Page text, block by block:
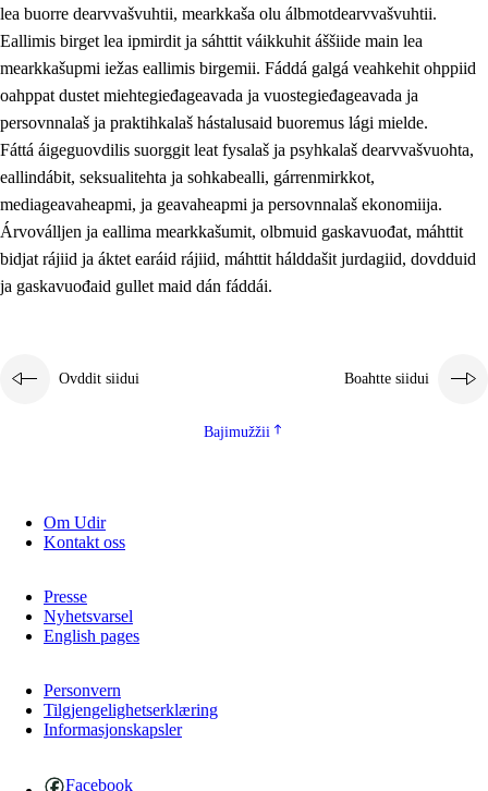
2. Oahppama prinsihpat, ovdáneapmi ja oahppahábmen
2.1 Sosiála oahppan ja ovdáneapmi
2.2 Gealbu fágain
2.3 Vuođđogálggat
2.4 Oahppat oahppat
Fágaidrasttideaddji fáttát
2.5 Fágaidrasttideaddji fáttát
lea buorre dearvvašvuhtii, mearkkaša olu álbmotdearvvašvuhtii.
Eallimis birget lea ipmirdit ja sáhttit váikkuhit áššiide main lea
mearkkašupmi iežas eallimis birgemii. Fáddá galgá veahkehit ohppiid
oahppat dustet miehtegieđageavada ja vuostegieđageavada ja
persovnnalaš ja praktihkalaš hástalusaid buoremus lági mielde.
Fáttá áigeguovdilis suorggit leat fysalaš ja psyhkalaš dearvvašvuohta,
eallindábit, seksualitehta ja sohkabealli, gárrenmirkkot,
mediageavaheapmi, ja geavaheapmi ja persovnnalaš ekonomiija.
Árvoválljen ja eallima mearkkašumit, olbmuid gaskavuođat, máhttit
bidjat rájiid ja áktet earáid rájiid, máhttit hálddašit jurdagiid, dovdduid
ja gaskavuođaid gullet maid dán fáddái.
Ovddit siidui Boahtte siidui
Bajimužžii
Om Udir
Kontakt oss
Presse
Nyhetsvarsel
English pages
Personvern
Tilgjengelighetserklæring
Informasjonskapsler
Facebook